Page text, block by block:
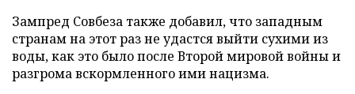
Зампред Совбеза также добавил, что западным
странам на этот раз не удастся выйти сухими из
воды, как это было после Второй мировой войны и
разгрома вскормленного ими нацизма.